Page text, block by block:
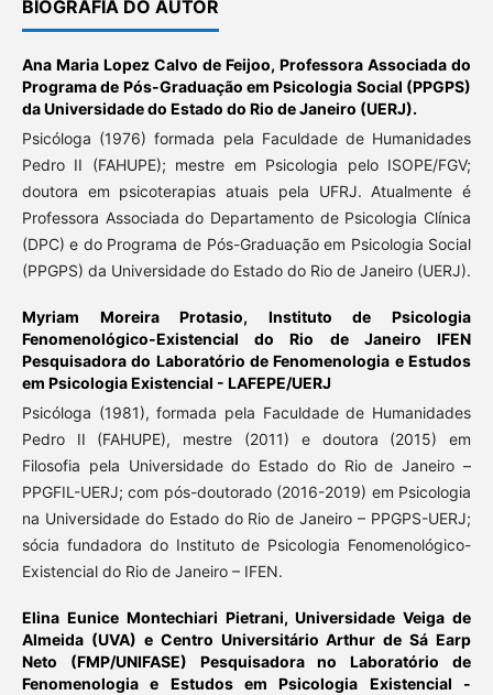
BIOGRAFIA DO AUTOR
Ana Maria Lopez Calvo de Feijoo,Professora Associada do
Programa de Pós-Graduação em Psicologia Social (PPGPS)
da Universidade do Estado do Rio de Janeiro (UERJ).
Psicóloga (1976) formada pela Faculdade de Humanidades
Pedro II (FAHUPE); mestre em Psicologia pelo ISOPE/FGV;
doutora em psicoterapias atuais pela UFRJ. Atualmente é
Professora Associada do Departamento de Psicologia Clínica
(DPC) e do Programa de Pós-Graduação em Psicologia Social
(PPGPS) da Universidade do Estado do Rio de Janeiro (UERJ).
Myriam Moreira Protasio, Instituto de Psicologia
Fenomenológico-Existencial do Rio de Janeiro IFEN
Pesquisadora do Laboratório de Fenomenologia e Estudos
em Psicologia Existencial - LAFEPE/UERJ
Psicóloga (1981), formada pela Faculdade de Humanidades
Pedro II (FAHUPE), mestre (2011) e doutora (2015) em
Filosofia pela Universidade do Estado do Rio de Janeiro –
PPGFIL-UERJ; com pós-doutorado (2016-2019) em Psicologia
na Universidade do Estado do Rio de Janeiro – PPGPS-UERJ;
sócia fundadora do Instituto de Psicologia Fenomenológico-
Existencial do Rio de Janeiro – IFEN.
Elina Eunice Montechiari Pietrani,Universidade Veiga de
Almeida (UVA) e Centro Universitário Arthur de Sá Earp
Neto (FMP/UNIFASE) Pesquisadora no Laboratório de
Fenomenologia e Estudos em Psicologia Existencial -